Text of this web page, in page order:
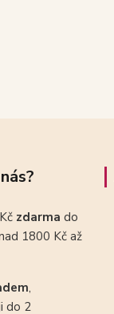
zdarma do
1800 Kč až
,
do 2